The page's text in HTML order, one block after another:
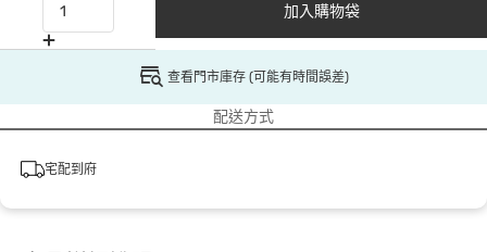
加入購物袋
查看門市庫存 (可能有時間誤差)
配送方式
宅配到府